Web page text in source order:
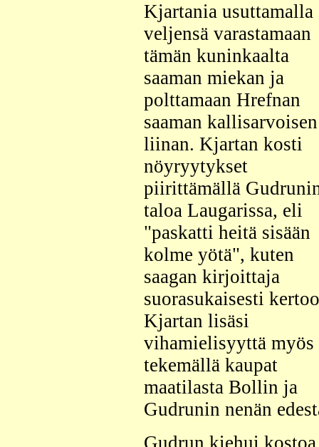
Kjartania usuttamalla
veljensä varastamaan
tämän kuninkaalta
saaman miekan ja
polttamaan Hrefnan
saaman kallisarvoisen
liinan. Kjartan kosti
nöyryytykset
piirittämällä
taloa Laugarissa, eli
"paskatti heitä sisään
kolme yötä", kuten
saagan kirjoittaja
suorasukaisesti
Kjartan lisäsi
vihamielisyyttä myös
tekemällä kaupat
maatilasta Bollin ja
Gudrunin nenän